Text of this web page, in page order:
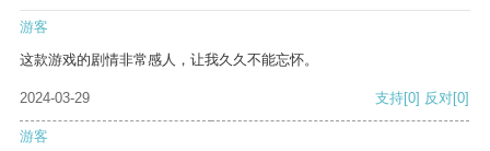
游客
这款游戏的剧情非常感人，让我久久不能忘怀。
2024-03-29 支持[0] 反对[0]
游客